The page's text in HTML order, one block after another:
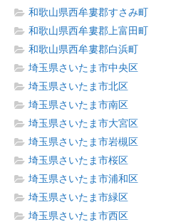
和歌山県西牟婁郡すさみ町
和歌山県西牟婁郡上富田町
和歌山県西牟婁郡白浜町
埼玉県さいたま市中央区
埼玉県さいたま市北区
埼玉県さいたま市南区
埼玉県さいたま市大宮区
埼玉県さいたま市岩槻区
埼玉県さいたま市桜区
埼玉県さいたま市浦和区
埼玉県さいたま市緑区
埼玉県さいたま市西区